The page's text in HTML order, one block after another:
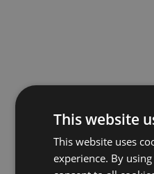
This website
This website uses
experience. By